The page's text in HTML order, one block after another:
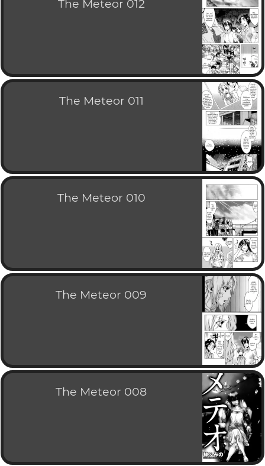
The Meteor 012
The Meteor 011
The Meteor 010
The Meteor 009
The Meteor 008